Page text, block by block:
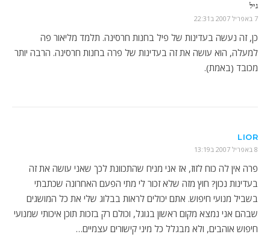
גיל
7 באפריל 2007 ב22:31
כן, זה נעשה בעדינות של פיל בחנות חרסינה. תלמד מליאור פה
למעלה, הוא עושה את זה בעדינות של פרה בחנות חרסינה. הרבה יותר
מכובד (באמת).
LIOR
8 באפריל 2007 ב13:19
פרה אין לה כוח לזוז, אז אני מניח שהתכוונת לכך שאני עושה את זה
בעדינות נכון? חוץ מזה שלא זכור לי מתי הפעם האחרונה שכתבתי
בשביל מנועי חיפוש. אתם יכולים לראות בבלוג שלי את כל המושגים
שבהם אני נמצא מקום ראשון בגוגל, וכולם רק בזכות תוכן איכותי שמנועי
חיפוש אוהבים, ולא מבגלל כל מיני קישורים עצמיים…